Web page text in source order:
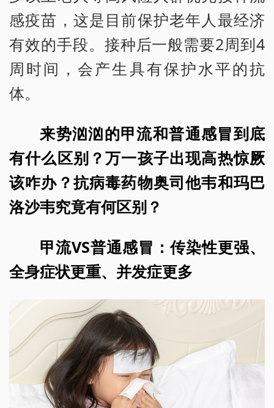
感疫苗，这是目前保护老年人最经济
有效的手段。接种后一般需要2周到4
周时间，会产生具有保护水平的抗
体。
来势汹汹的甲流和普通感冒到底
有什么区别？万一孩子出现高热惊厥
该咋办？抗病毒药物奥司他韦和玛巴
洛沙韦究竟有何区别？
甲流VS普通感冒：传染性更强、
全身症状更重、并发症更多